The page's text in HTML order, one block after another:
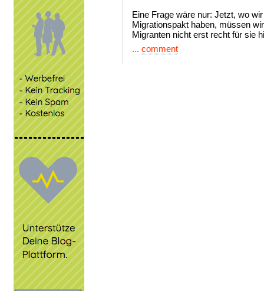
Eine Frage wäre nur: Jetzt, wo
Migrationspakt haben, müssen
Migranten nicht erst recht für sie
... comment